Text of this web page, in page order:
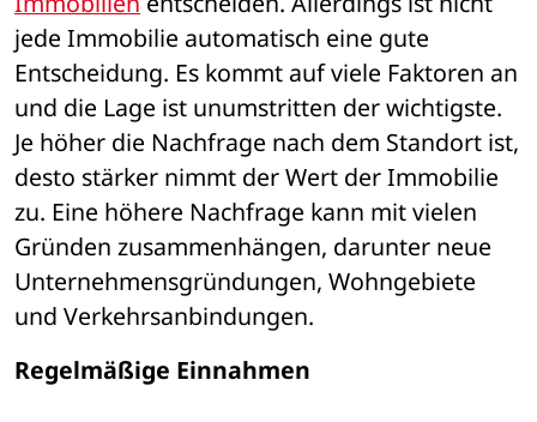
jede Immobilie automatisch eine gute
Entscheidung. Es kommt auf viele Faktoren an
und die Lage ist unumstritten der wichtigste.
Je höher die Nachfrage nach dem Standort ist,
desto stärker nimmt der Wert der Immobilie
zu. Eine höhere Nachfrage kann mit vielen
Gründen zusammenhängen, darunter neue
Unternehmensgründungen, Wohngebiete
und Verkehrsanbindungen.
Regelmäßige Einnahmen